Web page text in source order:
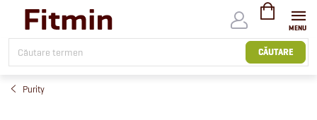
conținut
CĂUTARE
COŞ
DE
Purity